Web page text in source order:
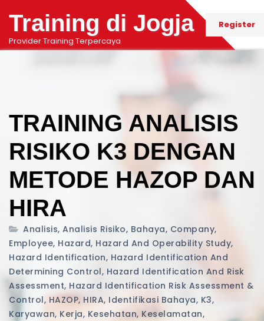
Training di Jogja
Provider Training Terpercaya
Register
TRAINING ANALISIS
RISIKO K3 DENGAN
METODE HAZOP DAN
HIRA
Analisis, Analisis Risiko, Bahaya, Company,
Employee, Hazard, Hazard And Operability Study,
Hazard Identification, Hazard Identification And
Determining Control, Hazard Identification And Risk
Assessment, Hazard Identification Risk Assessment &
Control, HAZOP, HIRA, Identifikasi Bahaya, K3,
Karyawan, Kerja, Kesehatan, Keselamatan,